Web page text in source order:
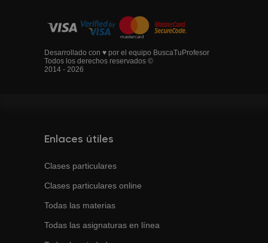
Desarrollado con ♥ por el equipo BuscaTuProfesor
Todos los derechos reservados ©
2014 - 2026
Enlaces útiles
Clases particulares
Clases particulares online
Todas las materias
Todas las asignaturas en línea